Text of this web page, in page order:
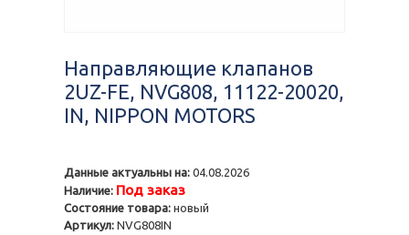
Направляющие клапанов
2UZ-FE, NVG808, 11122-20020,
IN, NIPPON MOTORS
Данные актуальны на: 04.08.2026
Наличие: Под заказ
Состояние товара: новый
Артикул: NVG808IN